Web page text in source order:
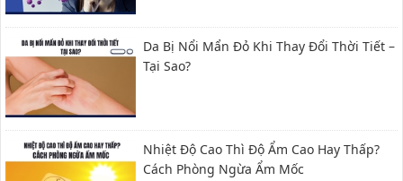
Da Bị Nổi Mẩn Đỏ Khi Thay Đổi Thời Tiết –
Tại Sao?
Nhiệt Độ Cao Thì Độ Ẩm Cao Hay Thấp?
Cách Phòng Ngừa Ẩm Mốc